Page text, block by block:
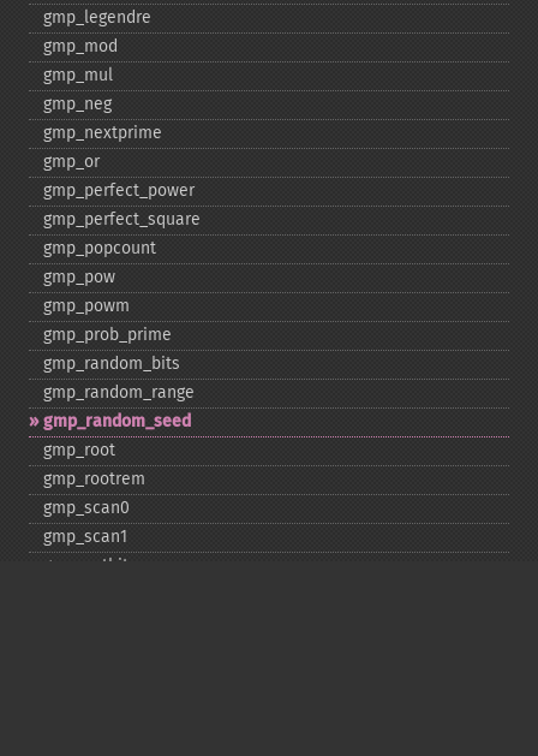
gmp_​legendre
gmp_​mod
gmp_​mul
gmp_​neg
gmp_​nextprime
gmp_​or
gmp_​perfect_​power
gmp_​perfect_​square
gmp_​popcount
gmp_​pow
gmp_​powm
gmp_​prob_​prime
gmp_​random_​bits
gmp_​random_​range
gmp_​random_​seed
gmp_​root
gmp_​rootrem
gmp_​scan0
gmp_​scan1
gmp_​setbit